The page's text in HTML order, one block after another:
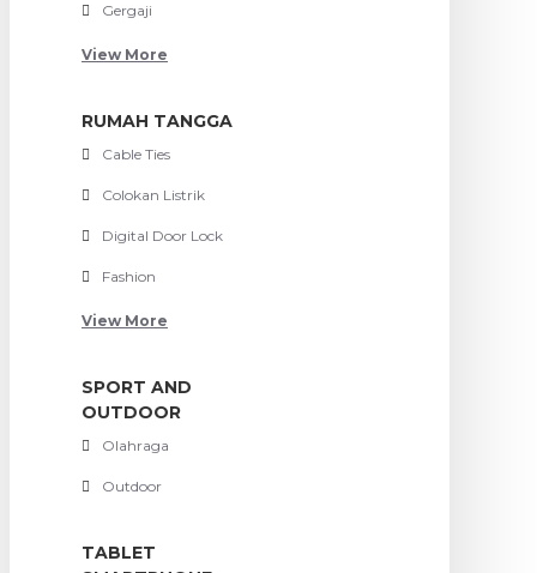
Gergaji
View More
RUMAH TANGGA
Cable Ties
Colokan Listrik
Digital Door Lock
Fashion
View More
SPORT AND
OUTDOOR
Olahraga
Outdoor
TABLET